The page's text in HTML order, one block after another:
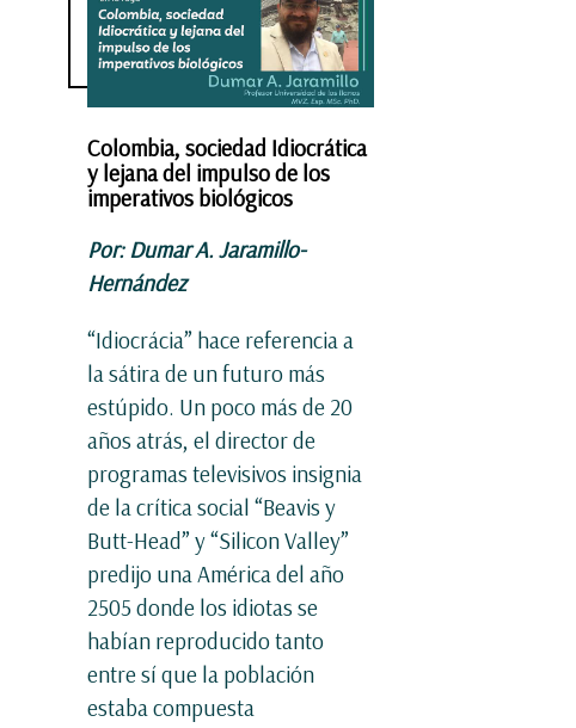
Colombia, sociedad Idiocrática
y lejana del impulso de los
imperativos biológicos
Por: Dumar A. Jaramillo-
Hernández
“Idiocrácia” hace referencia a
la sátira de un futuro más
estúpido. Un poco más de 20
años atrás, el director de
programas televisivos insignia
de la crítica social “Beavis y
Butt-Head” y “Silicon Valley”
predijo una América del año
2505 donde los idiotas se
habían reproducido tanto
entre sí que la población
estaba compuesta